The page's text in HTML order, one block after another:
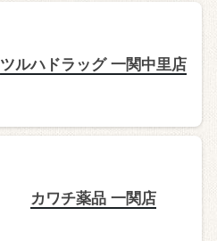
ツルハドラッグ 一関中里店
カワチ薬品 一関店